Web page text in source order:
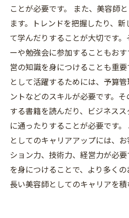
ことが必要です。 また、美容師
ます。トレンドを把握したり、
て学んだりすることが大切です
ーや勉強会に参加することもお
営の知識を身につけることも重
として活躍するためには、予算
ントなどのスキルが必要です。
する書籍を読んだり、ビジネス
に通ったりすることが必要です
としてのキャリアアップには、
ション力、技術力、経営力が必
を身につけることで、より多くの
長い美容師としてのキャリアを積